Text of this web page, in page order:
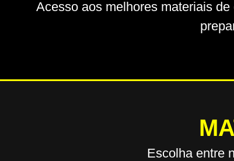
Acesso aos melhores materiais
Escolha entre